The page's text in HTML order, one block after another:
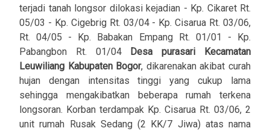
terjadi tanah longsor dilokasi kejadian - ‌Kp. Cikaret Rt.
05/03 - Kp. Cigebrig Rt. 03/04 - Kp. Cisarua Rt. 03/06,
Rt. 04/05 - ‌Kp. Babakan Empang Rt. 01/01 - Kp.
Pabangbon Rt. 01/04
Desa purasari Kecamatan
Leuwiliang Kabupaten Bogor, dikarenakan akibat curah
hujan dengan intensitas tinggi yang cukup lama
sehingga mengakibatkan beberapa rumah terkena
longsoran. Korban terdampak Kp. Cisarua Rt. 03/06, 2
unit rumah Rusak Sedang (2 KK/7 Jiwa) atas nama